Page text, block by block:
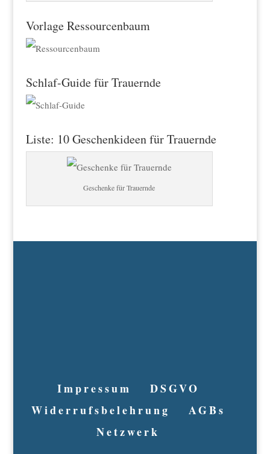
Vorlage Ressourcenbaum
Schlaf-Guide für Trauernde
Liste: 10 Geschenkideen für Trauernde
Geschenke für Trauernde
Impressum
DSGVO
Widerrufsbelehrung
AGBs
Netzwerk